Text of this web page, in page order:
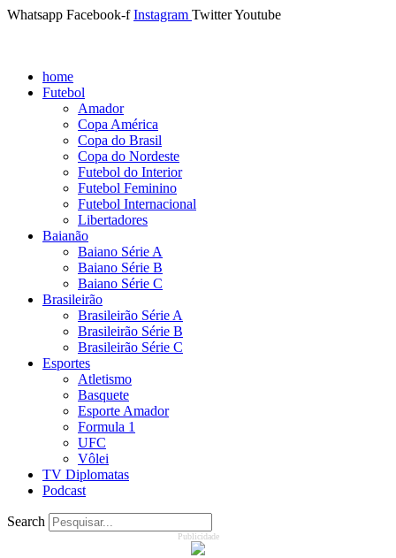
Whatsapp Facebook-f Instagram TwitterYoutube
home
Futebol
Amador
Copa América
Copa do Brasil
Copa do Nordeste
Futebol do Interior
Futebol Feminino
Futebol Internacional
Libertadores
Baianão
Baiano Série A
Baiano Série B
Baiano Série C
Brasileirão
Brasileirão Série A
Brasileirão Série B
Brasileirão Série C
Esportes
Atletismo
Basquete
Esporte Amador
Formula 1
UFC
Vôlei
TV Diplomatas
Podcast
Search
Publicidade